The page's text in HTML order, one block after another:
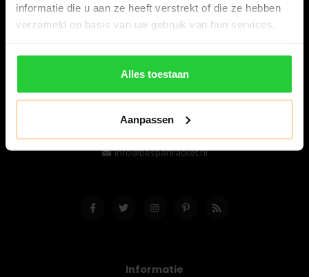
informatie die u aan ze heeft verstrekt of die ze hebben
verzameld op basis van uw gebruik van hun services.
Alles toestaan
Aanpassen
Bespanracket.nl is dé racketspecialist van Lelystad en
omstreken.
Snijdersstraat 6
8224 AA Lelystad
Nederland
06-57276080
info@bespanracket.nl
Informatie